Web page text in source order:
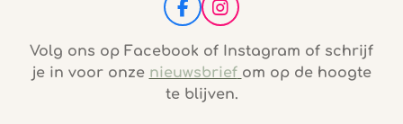
F
a
c
b
o
I
n
s
t
a
g
Volg ons op Facebook of Instagram of schrijf
je in voor onze nieuwsbrief om op de hoogte
te blijven.